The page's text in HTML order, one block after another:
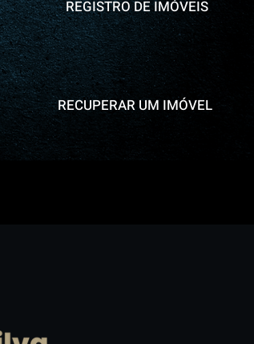
RECUPERAR UM IMÓVEL
REGISTRO DE IMÓVEIS